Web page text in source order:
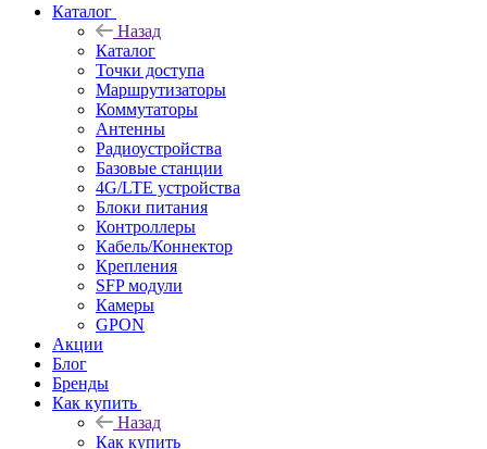
Каталог
Назад
Каталог
Точки доступа
Маршрутизаторы
Коммутаторы
Антенны
Радиоустройства
Базовые станции
4G/LTE устройства
Блоки питания
Контроллеры
Кабель/Коннектор
Крепления
SFP модули
Камеры
GPON
Акции
Блог
Бренды
Как купить
Назад
Как купить